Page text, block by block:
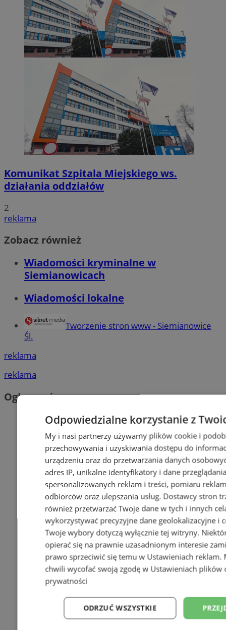
Komunikat Szpitala Miejskiego ws.
działania oddziałów
2
reklama
Zobacz również
Wiadomości kryminalne w
Siemianowicach
Wiadomości lokalne
Tworzenie stron www - Siemianowice
Śl.
reklama
reklama
Ogłoszenia
Odpowiedzialne korzystanie z
My i nasi partnerzy używamy plików cookie i
przechowywania i uzyskiwania dostępu do
urządzeniu oraz do przetwarzania danych
adres IP, unikalne identyfikatory i dane
spersonalizowanych reklam i treści, pomiaru
odbiorców oraz ulepszania usług. Dostawcy stron
również przetwarzać Twoje dane w tych i innych
wykorzystywać precyzyjne dane geolokalizacyjne i
Twoje wybory dotyczą wyłącznie tej witryny.
opierać się na prawnie uzasadnionym interesie
prawo sprzeciwić się temu w Ustawieniach reklam.
chwili wycofać swoją zgodę w Ustawieniach plików
prywatności
ODRZUĆ WSZYSTKIE